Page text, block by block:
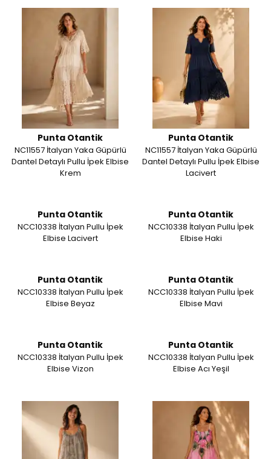
Punta Otantik
NC11557 İtalyan Yaka Güpürlü
Dantel Detaylı Pullu İpek Elbise
Krem
Punta Otantik
NC11557 İtalyan Yaka Güpürlü
Dantel Detaylı Pullu İpek Elbise
Lacivert
Punta Otantik
NCC10338 İtalyan Pullu İpek
Elbise Lacivert
Punta Otantik
NCC10338 İtalyan Pullu İpek
Elbise Haki
Punta Otantik
NCC10338 İtalyan Pullu İpek
Elbise Beyaz
Punta Otantik
NCC10338 İtalyan Pullu İpek
Elbise Mavi
Punta Otantik
NCC10338 İtalyan Pullu İpek
Elbise Vizon
Punta Otantik
NCC10338 İtalyan Pullu İpek
Elbise Acı Yeşil